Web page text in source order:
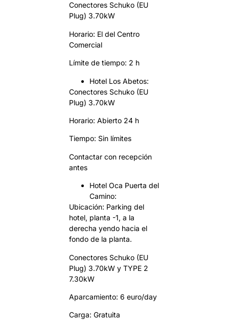
Conectores Schuko (EU
Plug) 3.70kW
Horario: El del Centro
Comercial
Límite de tiempo: 2 h
Hotel Los Abetos:
Conectores Schuko (EU
Plug) 3.70kW
Horario: Abierto 24 h
Tiempo: Sin límites
Contactar con recepción
antes
Hotel Oca Puerta del
Camino:
Ubicación: Parking del
hotel, planta -1, a la
derecha yendo hacia el
fondo de la planta.
Conectores Schuko (EU
Plug) 3.70kW y TYPE 2
7.30kW
Aparcamiento: 6 euro/day
Carga: Gratuita